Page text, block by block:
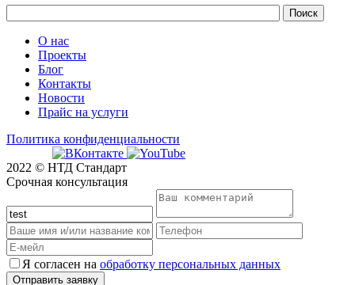
О нас
Проекты
Блог
Контакты
Новости
Прайс на услуги
Политика конфиденциальности
2022 © НТД Стандарт
Срочная консультация
Я согласен на обработку персональных данных